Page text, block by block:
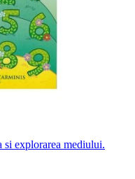
si explorarea mediului.